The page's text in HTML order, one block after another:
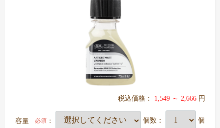
税込価格： 1,549 ～ 2,666 円
容量 必須 ： 個数： 個